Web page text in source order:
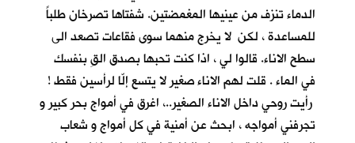
الدماء تنزف من عينيها المغمضتين. شفتاها تصرخان طلباً
للمساعدة ، لكن لا يخرج منهما سوى فقاعات تصعد الى
سطح الاناء. قالوا لي ، اذا كنت تحبها بصدق القِ بنفسك
في الماء . قلت لهم الاناء صغير لا يتسع إلّا لرأسين فقط !
رأيت روحي داخل الاناء الصغير..، اغرق في أمواج بحر كبير و
تجرفني أمواجه ، ابحث عن أمنية في كل أمواج و شعاب